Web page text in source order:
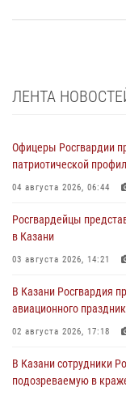
ЛЕНТА
Офицеры Росгвардии
патриотической
04 августа 2026, 06:44
Росгвардейцы
в Казани
03 августа 2026, 14:21
В Казани Росгвардия
авиационного
02 августа 2026, 17:18
В Казани сотрудники
подозреваемую в